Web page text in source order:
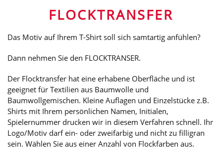
FLOCKTRANSFER
Das Motiv auf Ihrem T-Shirt soll sich samtartig anfühlen?
Dann nehmen Sie den FLOCKTRANSER.
Der Flocktransfer hat eine erhabene Oberfläche und ist
geeignet für Textilien aus Baumwolle und
Baumwollgemischen. Kleine Auflagen und Einzelstücke z.B.
Shirts mit Ihrem persönlichen Namen, Initialen,
Spielernummer drucken wir in diesem Verfahren schnell. Ihr
Logo/Motiv darf ein- oder zweifarbig und nicht zu filligran
sein. Wählen Sie aus einer Anzahl von Flockfarben aus.